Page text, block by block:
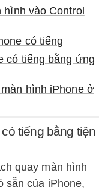
vào Control
có tiếng
có tiếng bằng ứng
hình iPhone ở
tiếng bằng tiện
quay màn hình
sẵn của iPhone,